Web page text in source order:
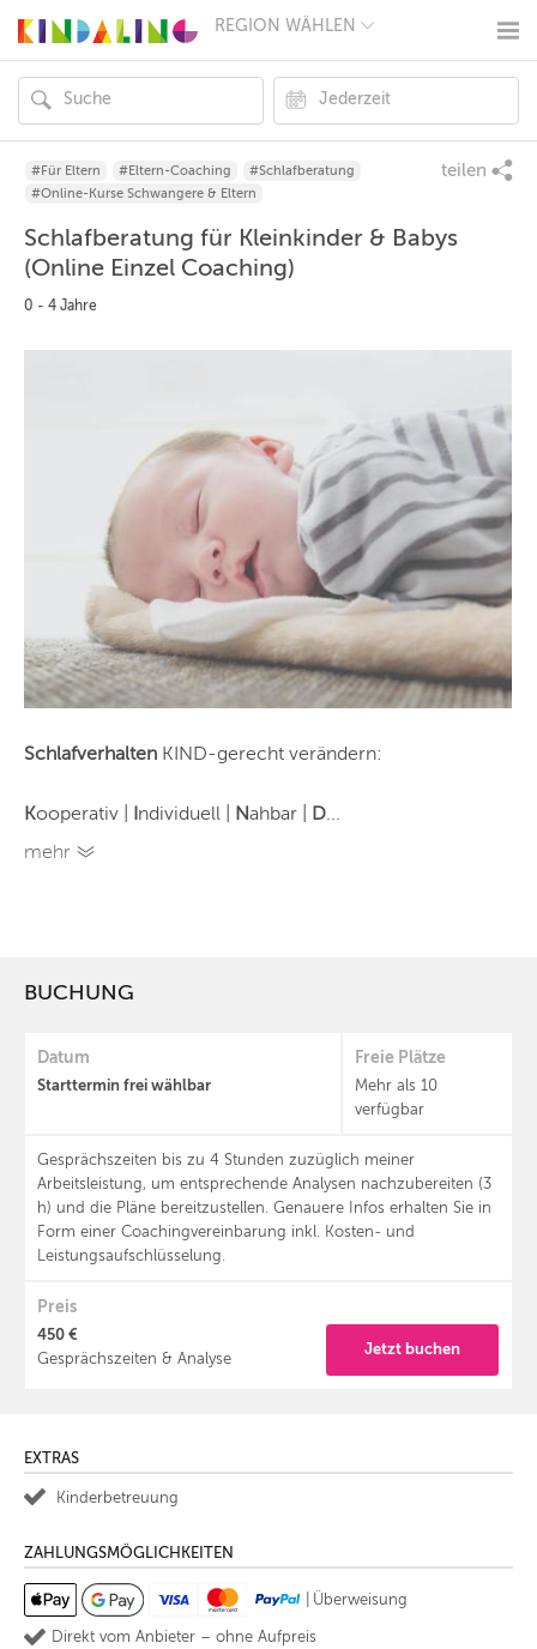
REGION WÄHLEN
MÜNCHEN
HAMBURG
FRANKFURT
KÖLN
DÜSSELDORF
STUTTGART
HANNOVER
LEIPZIG
DRESDEN
ZÜRICH
#Für Eltern #Eltern-Coaching
#Schlafberatung
#Online-Kurse Schwangere & Eltern
teilen
Schlafberatung für Kleinkinder & Babys
(Online Einzel Coaching)
0 - 4 Jahre
Schlafverhalten KIND-gerecht verändern:
Kooperativ | ndividuell | Nahbar | D...
mehr
BUCHUNG
Datum
Starttermin frei wählbar
Gesprächszeiten bis zu 4 Stunden zuzüglich meiner
Arbeitsleistung, um entsprechende Analysen nachzubereiten (3
h) und die Pläne bereitzustellen. Genauere Infos erhalten Sie in
Form einer Coachingvereinbarung inkl. Kosten- und
Leistungsaufschlüsselung.
Freie Plätze
Mehr als 10
verfügbar
Preis
450 €
Gesprächszeiten & Analyse
Jetzt buchen
EXTRAS
Kinderbetreuung
ZAHLUNGSMÖGLICHKEITEN
Überweisung
Direkt vom Anbieter – ohne Aufpreis